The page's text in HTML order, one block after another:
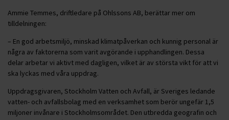
Ammie Temmes, driftledare på Ohlssons AB, berättar mer om
tilldelningen:
– En god arbetsmiljö, minskad klimatpåverkan och kunnig personal är
några av faktorerna som varit avgörande i upphandlingen. Dessa
delar arbetar vi aktivt med dagligen, vilket är av största vikt för att vi
ska lyckas med våra uppdrag.
Uppdragsgivaren, Stockholm Vatten och Avfall, är Sveriges ledande
vatten- och avfallsbolag med en verksamhet som berör ungefär 1,5
miljoner invånare i Stockholmsområdet. Den utbredda geografin och